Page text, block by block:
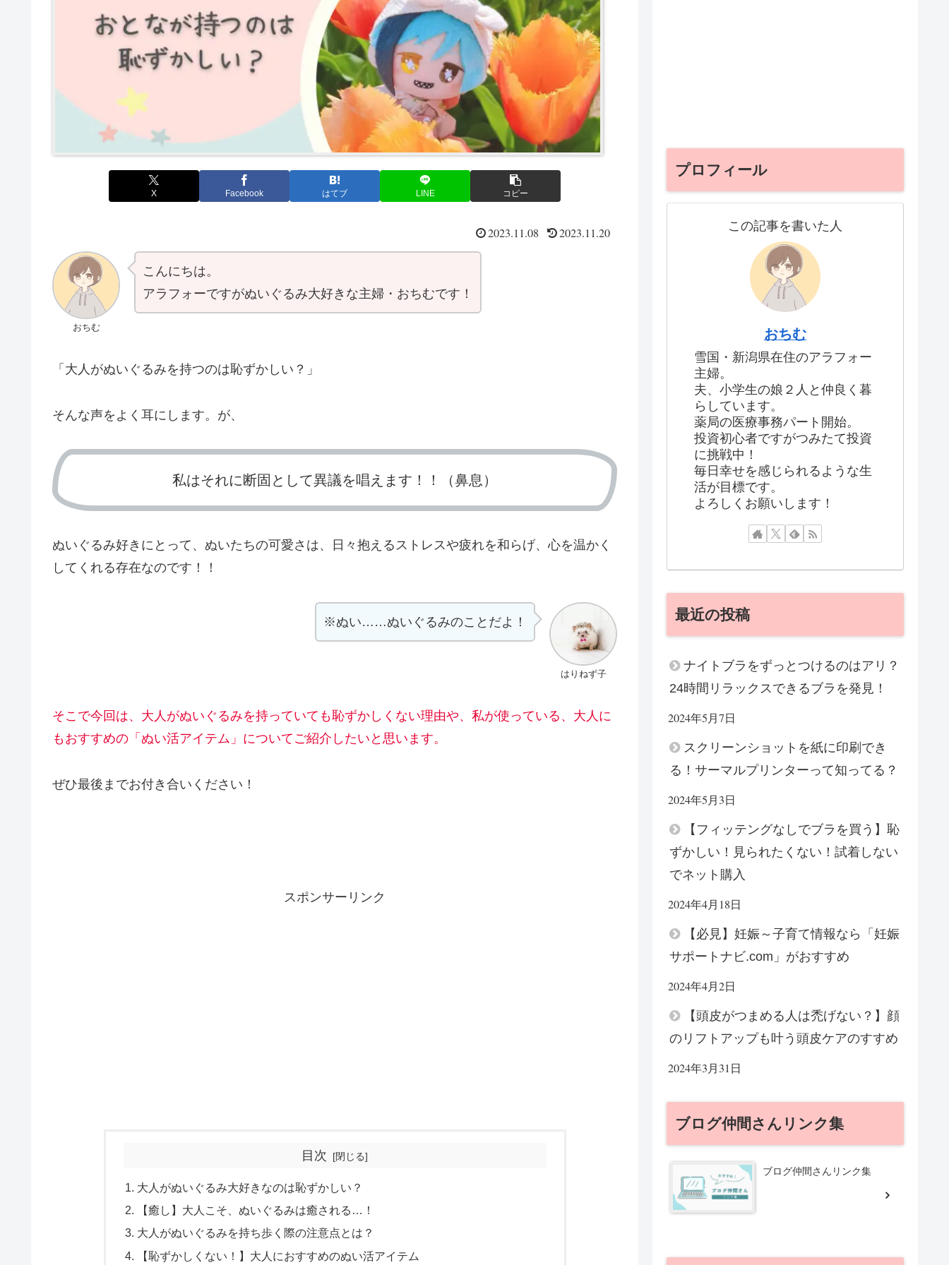
X Facebook はてブ LINE コピー
2023.11.08 2023.11.20
おちむ
こんにちは。
アラフォーですがぬいぐるみ大好きな主婦・おちむです！
「大人がぬいぐるみを持つのは恥ずかしい？」
そんな声をよく耳にします。が、
私はそれに断固として異議を唱えます！！（鼻息）
ぬいぐるみ好きにとって、ぬいたちの可愛さは、日々抱えるストレスや疲れを和らげ、心を温かく
してくれる存在なのです！！
はりねず子
※ぬい……ぬいぐるみのことだよ！
そこで今回は、大人がぬいぐるみを持っていても恥ずかしくない理由や、私が使っている、大人に
もおすすめの「ぬい活アイテム」についてご紹介したいと思います。
ぜひ最後までお付き合いください！
スポンサーリンク
目次
大人がぬいぐるみ大好きなのは恥ずかしい？
【癒し】大人こそ、ぬいぐるみは癒される…！
大人がぬいぐるみを持ち歩く際の注意点とは？
【恥ずかしくない！】大人におすすめのぬい活アイテム
プロフィール
この記事を書いた人
おちむ
雪国・新潟県在住のアラフォー
主婦。
夫、小学生の娘２人と仲良く暮
らしています。
薬局の医療事務パート開始。
投資初心者ですがつみたて投資
に挑戦中！
毎日幸せを感じられるような生
活が目標です。
よろしくお願いします！
最近の投稿
ナイトブラをずっとつけるのはアリ？
24時間リラックスできるブラを発見！
2024年5月7日
スクリーンショットを紙に印刷でき
る！サーマルプリンターって知ってる？
2024年5月3日
【フィッテングなしでブラを買う】恥
ずかしい！見られたくない！試着しない
でネット購入
2024年4月18日
【必見】妊娠～子育て情報なら「妊娠
サポートナビ.com」がおすすめ
2024年4月2日
【頭皮がつまめる人は禿げない？】顔
のリフトアップも叶う頭皮ケアのすすめ
2024年3月31日
ブログ仲間さんリンク集
ブログ仲間さんリンク集